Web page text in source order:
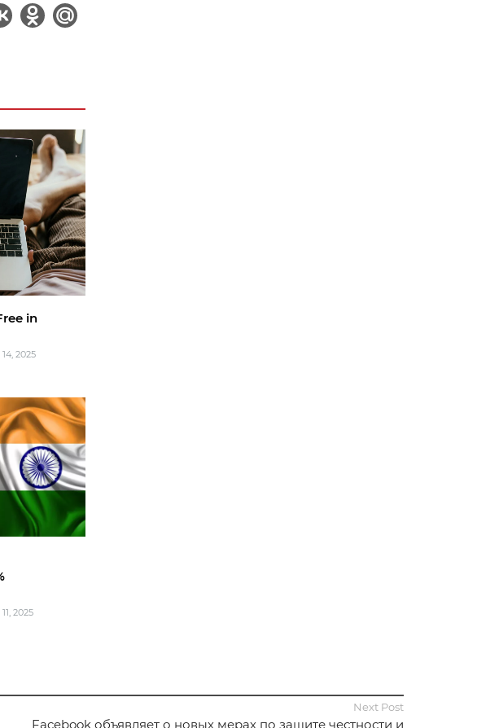
in
2025
2025
Next Post
Facebook объявляет о новых мерах по защите честности и